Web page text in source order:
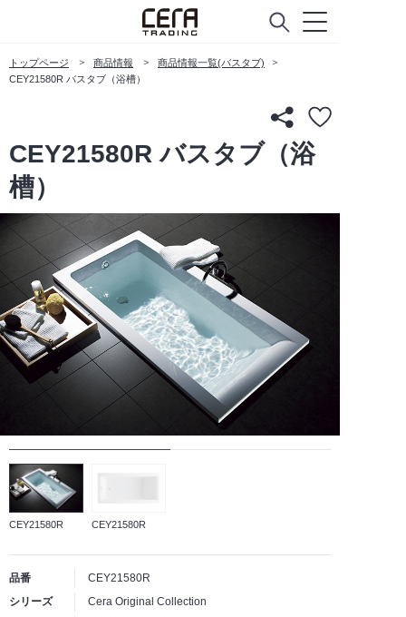
トップページ 商品情報
商品情報一覧(バスタブ)
CEY21580R バスタブ（浴槽）
CEY21580R バスタブ（浴
槽）
CEY21580R CEY21580R
品番
CEY21580R
シリーズ
Cera Original Collection